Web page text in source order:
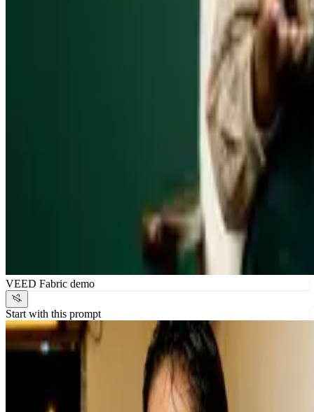
VEED Fabric demo
Start with this prompt